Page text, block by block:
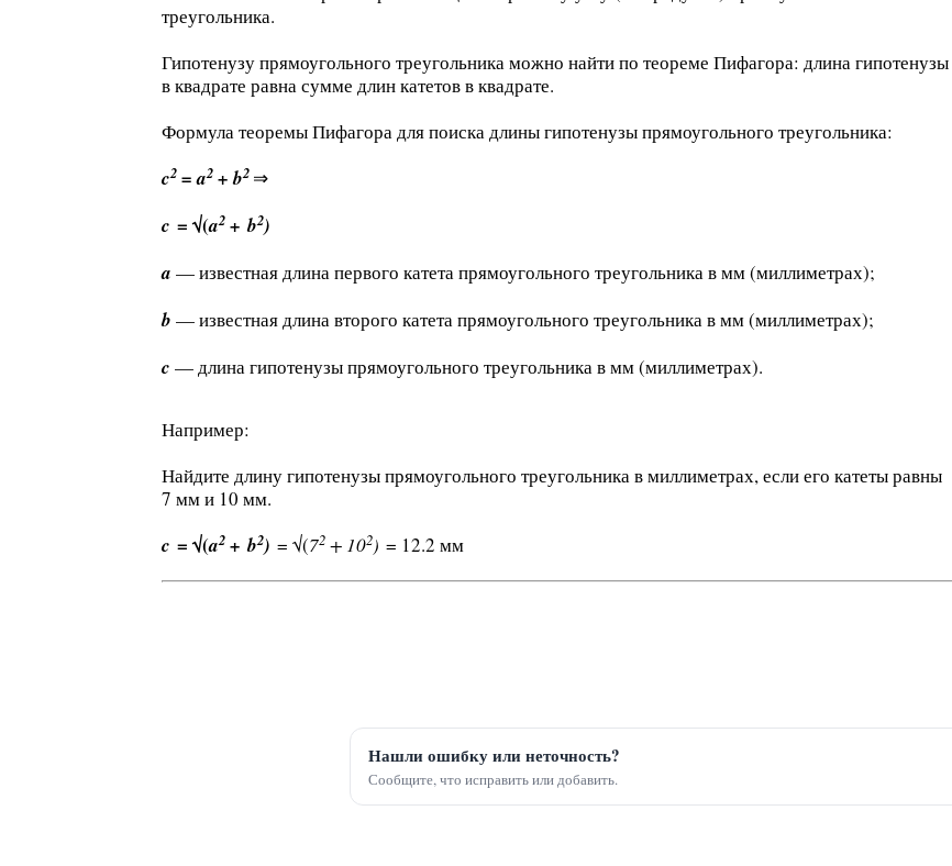
треугольника.
Гипотенузу прямоугольного треугольника можно найти по теореме Пифагора: длина гипотенузы
в квадрате равна сумме длин катетов в квадрате.
Формула теоремы Пифагора для поиска длины гипотенузы прямоугольного треугольника:
c2 = a2 + b2 ⇒
c = √(a2 +b2)
a — известная длина первого катета прямоугольного треугольника в мм (миллиметрах);
b — известная длина второго катета прямоугольного треугольника в мм (миллиметрах);
c — длина гипотенузы прямоугольного треугольника в мм (миллиметрах).
Например:
Найдите длину гипотенузы прямоугольного треугольника в миллиметрах, если его катеты равны
7 мм и 10 мм.
c = √(a2 +b2) = √(72 + 102) = 12.2 мм
Нашли ошибку или неточность?
Сообщите, что исправить или добавить.